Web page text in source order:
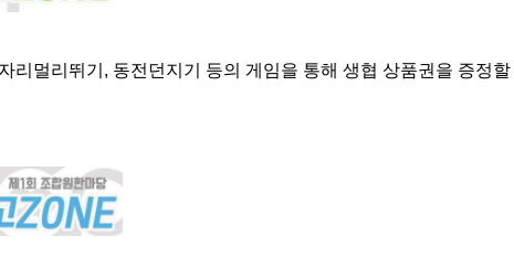
멀리뛰기, 동전던지기 등의 게임을 통해 생협 상품권을 증정할